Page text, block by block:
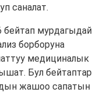
саналат.
мурдагыдай
борборуна
медициналык
Бул бейтаптар
жашоо сапатын